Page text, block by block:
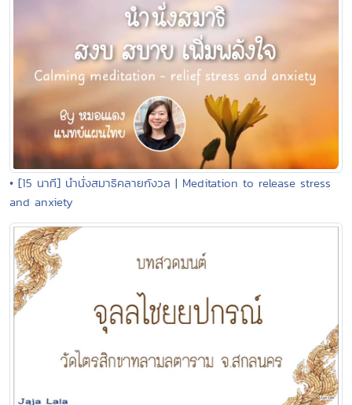
• [15 นาที] นำนั่งสมาธิคลายกังวล | Meditation to release stress
and anxiety